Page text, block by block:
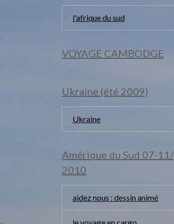
l'afrique du sud
VOYAGE CAMBODGE
Ukraine (été 2009)
Ukraine
Amérique du Sud 07-11/
2010
aidez nous : dessin animé